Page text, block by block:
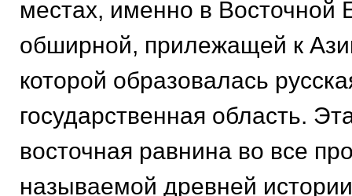
местах, именно в Восточной
обширной, прилежащей к
которой образовалась
государственная область.
восточная равнина во все
называемой древней